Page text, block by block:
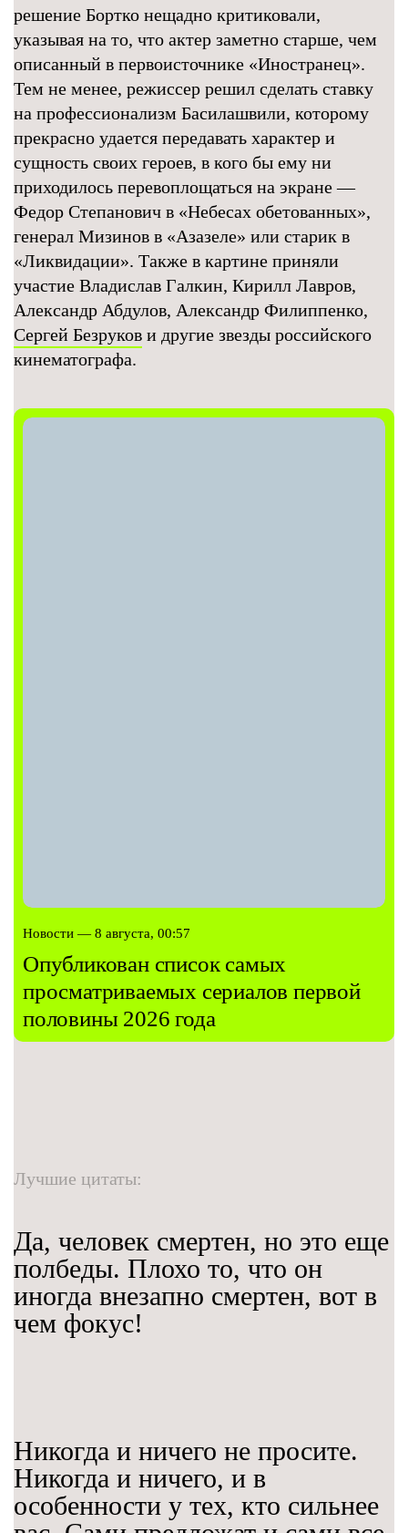
решение Бортко нещадно критиковали,
указывая на то, что актер заметно старше, чем
описанный в первоисточнике «Иностранец».
Тем не менее, режиссер решил сделать ставку
на профессионализм Басилашвили, которому
прекрасно удается передавать характер и
сущность своих героев, в кого бы ему ни
приходилось перевоплощаться на экране —
Федор Степанович в «Небесах обетованных»,
генерал Мизинов в «Азазеле» или старик в
«Ликвидации». Также в картине приняли
участие Владислав Галкин, Кирилл Лавров,
Александр Абдулов, Александр Филиппенко,
Сергей Безруков и другие звезды российского
кинематографа.
Новости — 8 августа, 00:57
Опубликован список самых
просматриваемых сериалов первой
половины 2026 года
Лучшие цитаты:
Да, человек смертен, но это еще
полбеды. Плохо то, что он
иногда внезапно смертен, вот в
чем фокус!
Никогда и ничего не просите.
Никогда и ничего, и в
особенности у тех, кто сильнее